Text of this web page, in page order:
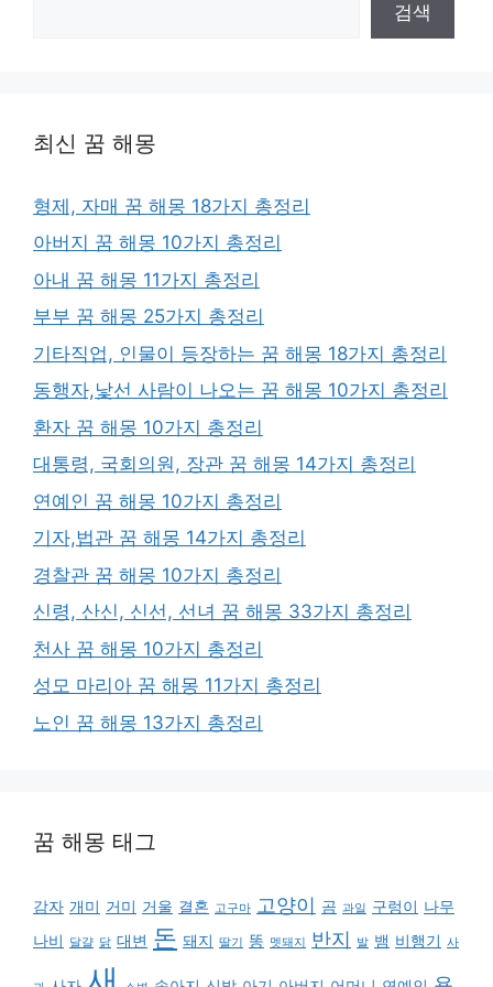
검색
최신 꿈 해몽
형제, 자매 꿈 해몽 18가지 총정리
아버지 꿈 해몽 10가지 총정리
아내 꿈 해몽 11가지 총정리
부부 꿈 해몽 25가지 총정리
기타직업, 인물이 등장하는 꿈 해몽 18가지 총정리
동행자,낯선 사람이 나오는 꿈 해몽 10가지 총정리
환자 꿈 해몽 10가지 총정리
대통령, 국회의원, 장관 꿈 해몽 14가지 총정리
연예인 꿈 해몽 10가지 총정리
기자,법관 꿈 해몽 14가지 총정리
경찰관 꿈 해몽 10가지 총정리
신령, 산신, 신선, 선녀 꿈 해몽 33가지 총정리
천사 꿈 해몽 10가지 총정리
성모 마리아 꿈 해몽 11가지 총정리
노인 꿈 해몽 13가지 총정리
꿈 해몽 태그
감자 개미 거미 거울 결혼 고구마 고양이 곰 과일 구렁이 나무
나비
달걀 닭 대변 돈 돼지 딸기 똥 멧돼지 반지 발 뱀 비행기 사